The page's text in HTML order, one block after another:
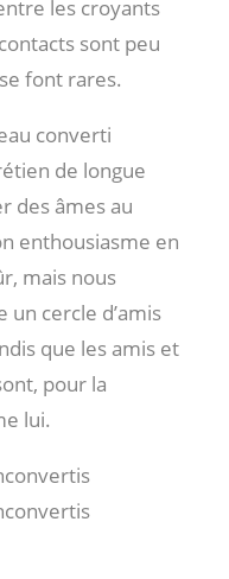
les croyants
sont peu
font rares.
converti
de longue
des âmes au
enthousiasme en
mais nous
un cercle d’amis
que les amis et
pour la
lui.